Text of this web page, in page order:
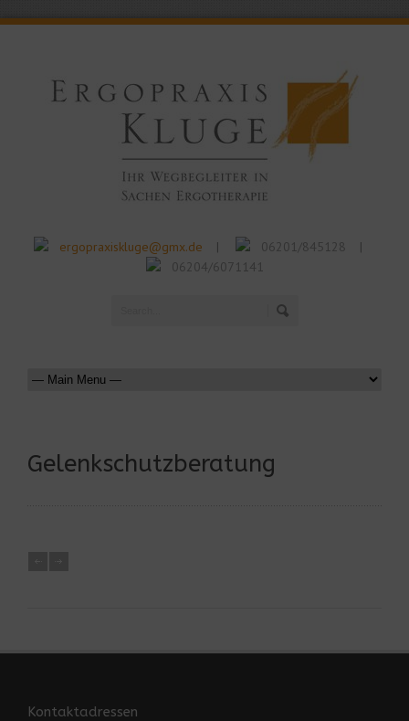
ergopraxiskluge@gmx.de | 06201/845128 |
06204/6071141
Gelenkschutzberatung
Kontaktadressen